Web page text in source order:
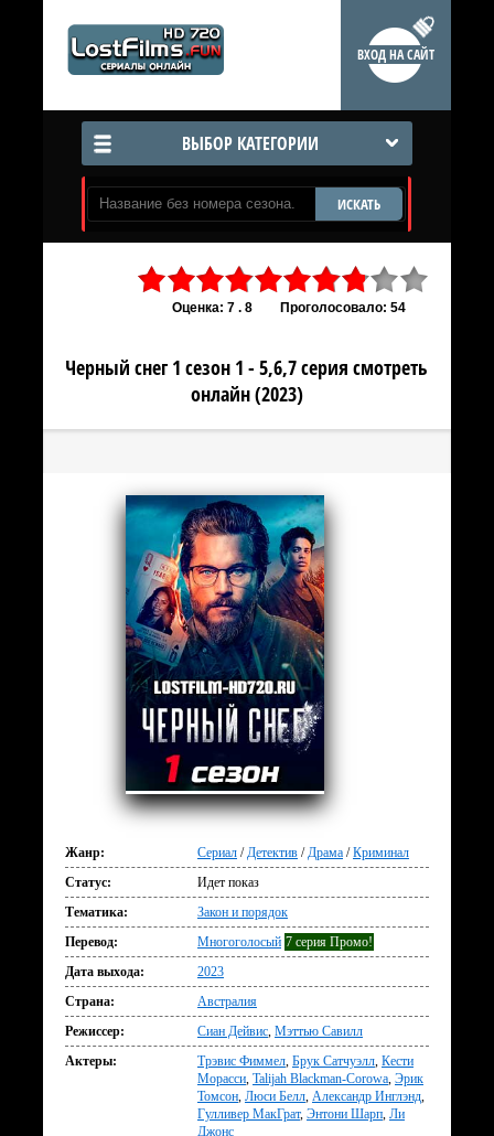
ВХОД НА САЙТ
ВЫБОР КАТЕГОРИИ
ИСКАТЬ
Оценка: 7 . 8 Проголосовало: 54
Черный снег 1 сезон 1 - 5,6,7 серия смотреть
онлайн (2023)
Жанр: Сериал /Детектив /Драма /Криминал
Статус:
Идет показ
Тематика:
Закон и порядок
Перевод:
Многоголосый 7 серия Промо!
Дата выхода:
2023
Страна:
Австралия
Режиссер:
Сиан Дейвис, Мэттью Савилл
Актеры:
Трэвис Фиммел, Брук Сатчуэлл, Кести
Морасси, Talijah Blackman-Corowa, Эрик
Томсон, Люси Белл, Александр Инглэнд,
Гулливер МакГрат, Энтони Шарп, Ли
Джонс